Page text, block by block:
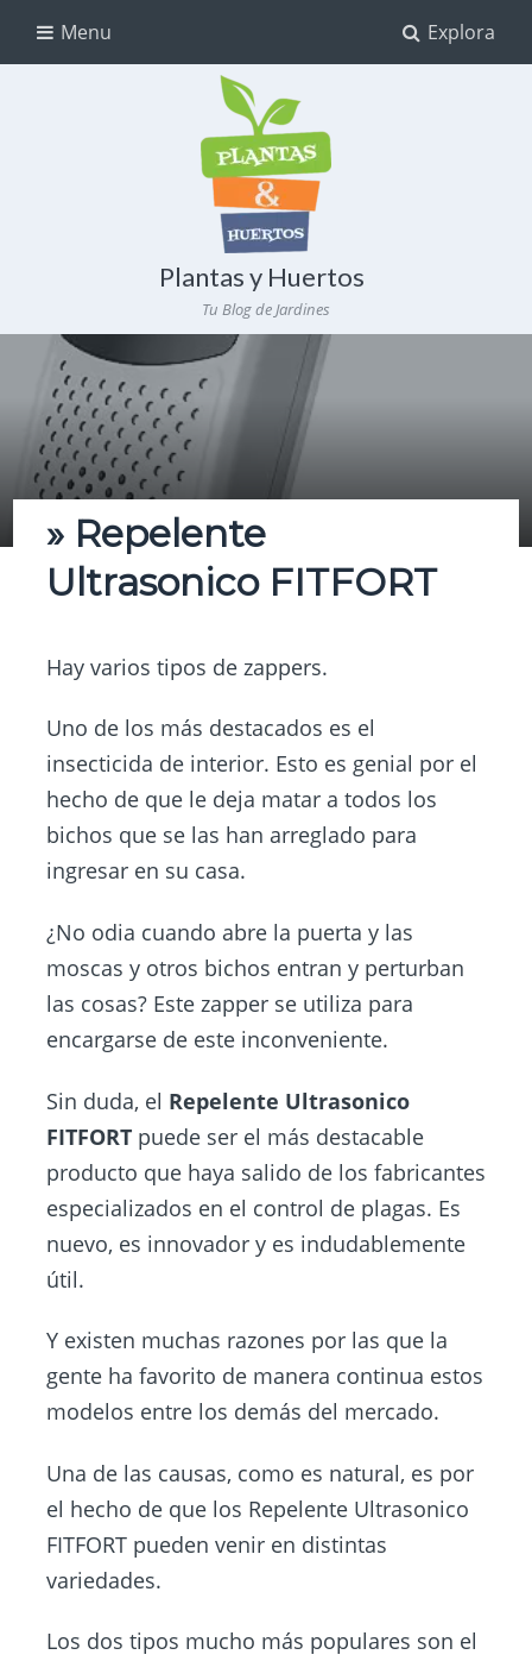
Explora
Menu
Plantas y Huertos
Tu Blog de Jardines
» Repelente
Ultrasonico FITFORT
Hay varios tipos de zappers.
Uno de los más destacados es el
insecticida de interior. Esto es genial por el
hecho de que le deja matar a todos los
bichos que se las han arreglado para
ingresar en su casa.
¿No odia cuando abre la puerta y las
moscas y otros bichos entran y perturban
las cosas? Este zapper se utiliza para
encargarse de este inconveniente.
Sin duda, el Repelente Ultrasonico
FITFORTpuede ser el más destacable
producto que haya salido de los fabricantes
especializados en el control de plagas. Es
nuevo, es innovador y es indudablemente
útil.
Y existen muchas razones por las que la
gente ha favorito de manera continua estos
modelos entre los demás del mercado.
Una de las causas, como es natural, es por
el hecho de que los Repelente Ultrasonico
FITFORT pueden venir en distintas
variedades.
Los dos tipos mucho más populares son el